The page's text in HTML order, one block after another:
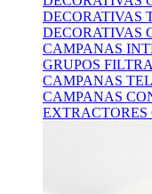
DECORATIVAS
DECORATIVAS
CAMPANAS
GRUPOS
CAMPANAS
CAMPANAS
EXTRACTORES